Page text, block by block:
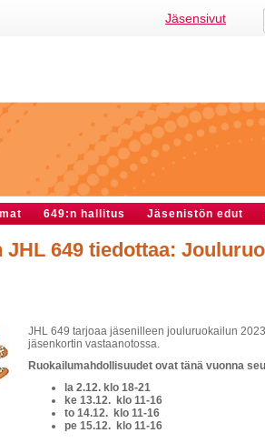
Jäsensivut
649:n hallitus Jäsenistön edut
JHL 649 tiedottaa:
JHL 649 tarjoaa jäsenilleen jouluruokailun
jäsenkortin vastaanotossa.
Ruokailumahdollisuudet ovat tänä vuonna
la 2.12. klo 18-21
ke 13.12. klo 11-16
to 14.12. klo 11-16
pe 15.12. klo 11-16